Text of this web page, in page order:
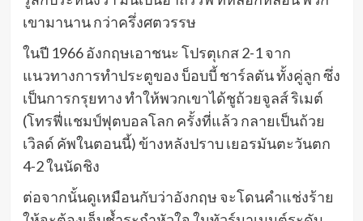
เขามานาน กว่าครึ่งศตวรรษ
ในปี 1966 อังกฤษเอาชนะ โปรตุเกส 2-1 จาก
แนวทางการทำประตูของ บ็อบบี้ ชาร์ลตัน ทั้งคู่ลูก ซึ่ง
เป็นการกรุยทาง ทำให้พวกเขาได้ชูถ้วยจูลส์ ริเมต์
(โทรฟี่แชมป์ฟุตบอลโลก ครั้งที่แล้ว กลายเป็นถ้วย
เวิลด์ คัพในตอนนี้) ข้างหลังปราบ เยอรมันตะวันตก
4-2 ในนัดชิง
ต่อจากนั้นดูเหมือนกับว่าอังกฤษ จะโดนคำแช่งร้าย